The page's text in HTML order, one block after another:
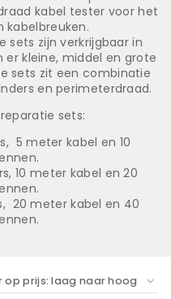
kabel tester voor het
kabelbreuken.
sets zijn verkrijgbaar in
er kleine, middel en grote
sets zit een combinatie
en perimeterdraad.
sets:
5 meter kabel en 10
10 meter kabel en 20
20 meter kabel en 40